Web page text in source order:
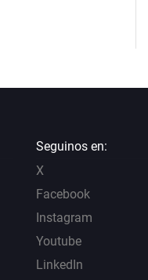
Seguinos en:
X
Facebook
Instagram
Youtube
LinkedIn